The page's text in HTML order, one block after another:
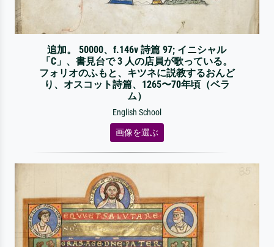
追加。 50000、f.146v 詩篇 97; イニシャル
「C」、書見台で 3 人の店員が歌っている。
フォリオのふもと、キツネに説教するおんど
り、オスコット詩篇、1265〜70年頃（ベラ
ム）
English School
画像を選ぶ